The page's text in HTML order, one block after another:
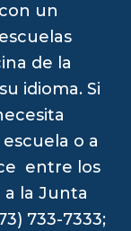
un
de la
idioma. Si
o a
entre los
la Junta
733-7333;